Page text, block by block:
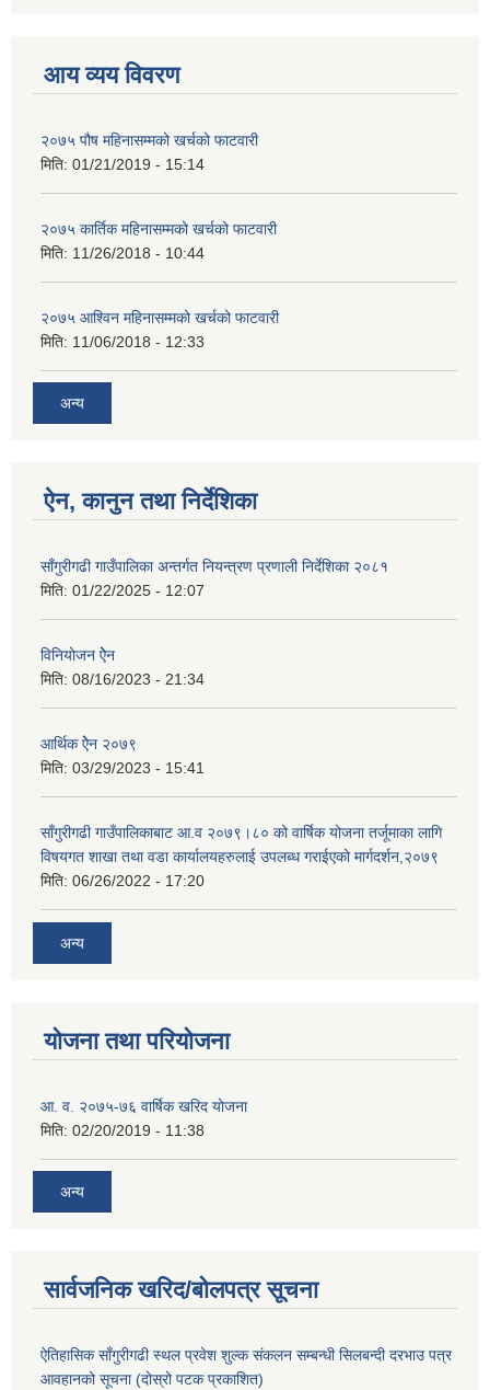
आय व्यय विवरण
२०७५ पौष महिनासम्मको खर्चको फाटवारी
मिति: 01/21/2019 - 15:14
२०७५ कार्तिक महिनासम्मको खर्चको फाटवारी
मिति: 11/26/2018 - 10:44
२०७५ आश्विन महिनासम्मको खर्चको फाटवारी
मिति: 11/06/2018 - 12:33
अन्य
ऐन, कानुन तथा निर्देशिका
साँगुरीगढी गाउँपालिका अन्तर्गत नियन्त्रण प्रणाली निर्देशिका २०८१
मिति: 01/22/2025 - 12:07
विनियोजन ऐेन
मिति: 08/16/2023 - 21:34
आर्थिक ऐेन २०७९
मिति: 03/29/2023 - 15:41
साँगुरीगढी गाउँपालिकाबाट आ.व २०७९।८० को वार्षिक योजना तर्जूमाका लागि
विषयगत शाखा तथा वडा कार्यालयहरुलाई उपलब्ध गराईएको मार्गदर्शन,२०७९
मिति: 06/26/2022 - 17:20
अन्य
योजना तथा परियोजना
आ. व. २०७५-७६ वार्षिक खरिद योजना
मिति: 02/20/2019 - 11:38
अन्य
सार्वजनिक खरिद/बोलपत्र सूचना
ऐतिहासिक साँगुरीगढी स्थल प्रवेश शुल्क संकलन सम्बन्धी सिलबन्दी दरभाउ पत्र
आवहानको सूचना (दोस्रो पटक प्रकाशित)